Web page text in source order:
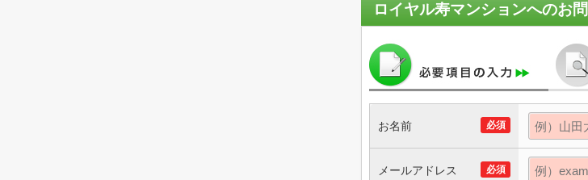
ロイヤル寿マンションへのお
必須
お名前
必須
メールアドレス